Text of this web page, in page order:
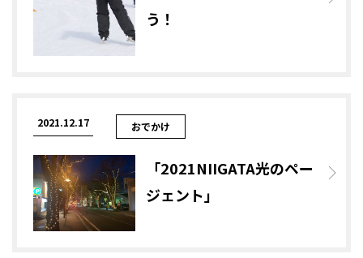
う！
2021.12.17 おでかけ
「2021NIIGATA光のペー
ジェント」